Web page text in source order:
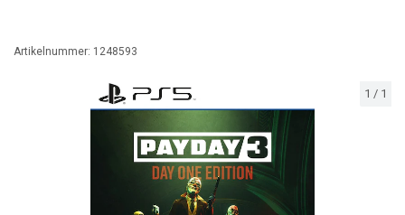
1 / 1
Artikelnummer: 1248593